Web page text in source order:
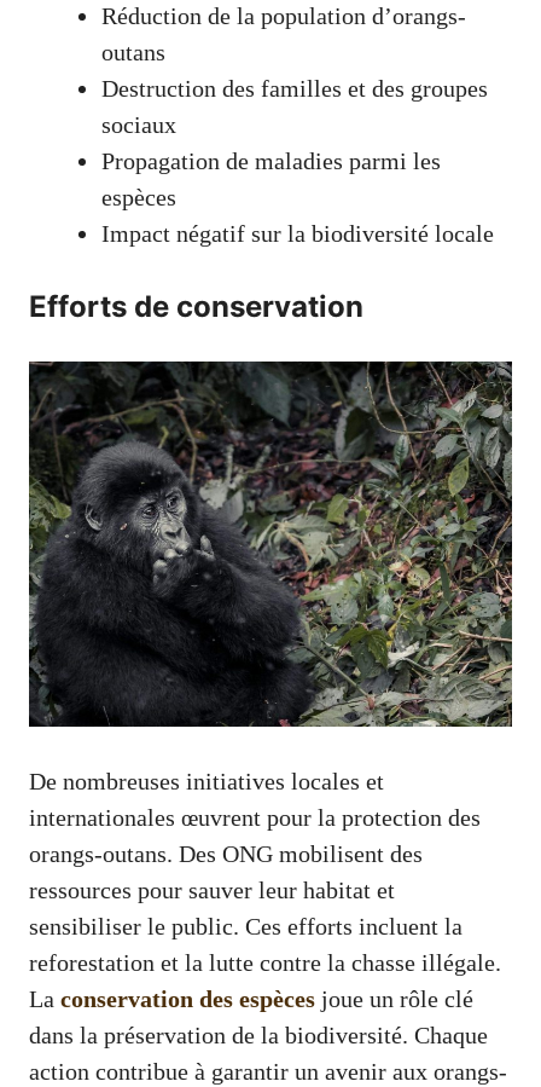
Réduction de la population d’orangs-
outans
Destruction des familles et des groupes
sociaux
Propagation de maladies parmi les
espèces
Impact négatif sur la biodiversité locale
Efforts de conservation
De nombreuses initiatives locales et
internationales œuvrent pour la protection des
orangs-outans. Des ONG mobilisent des
ressources pour sauver leur habitat et
sensibiliser le public. Ces efforts incluent la
reforestation et la lutte contre la chasse illégale.
La conservation des espèces joue un rôle clé
dans la préservation de la biodiversité. Chaque
action contribue à garantir un avenir aux orangs-